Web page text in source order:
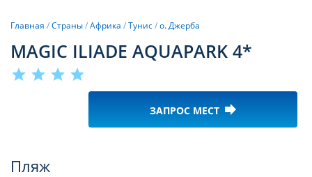
Главная /Страны/Африка /Тунис/о. Джерба
MAGIC ILIADE AQUAPARK 4*
star star star star
ЗАПРОС МЕСТ forward
Пляж